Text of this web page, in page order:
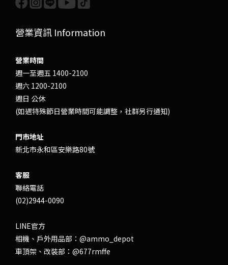
營業資訊 Information
營業時間
週一至週五 1400-2100
週六 1200-2100
週日 公休
(如遇特殊節日營業時間可能調整，社群另行通知)
門市地址
新北市永和區安樂路80號
客服
聯絡電話
(02)2944-0090
LINE官方
相機、戶外用品部： @ammo_depot
車頂架、改裝部： @677rmffe